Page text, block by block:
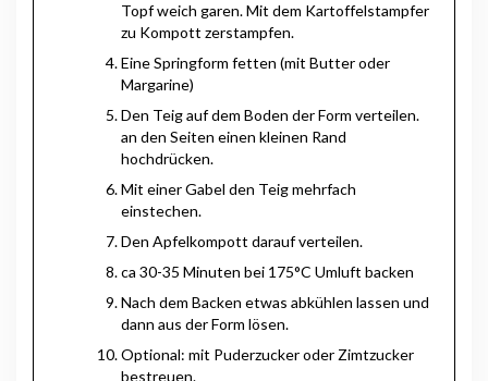
Topf weich garen. Mit dem Kartoffelstampfer
zu Kompott zerstampfen.
Eine Springform fetten (mit Butter oder
Margarine)
Den Teig auf dem Boden der Form verteilen.
an den Seiten einen kleinen Rand
hochdrücken.
Mit einer Gabel den Teig mehrfach
einstechen.
Den Apfelkompott darauf verteilen.
ca 30-35 Minuten bei 175°C Umluft backen
Nach dem Backen etwas abkühlen lassen und
dann aus der Form lösen.
Optional: mit Puderzucker oder Zimtzucker
bestreuen.